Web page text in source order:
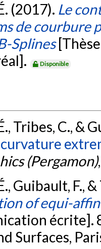
(2017). Le
de courbure
Splines
Disponible
Tribes, C., &
(Pergamon)
Guibault, F.,
of equi-
Surfaces,